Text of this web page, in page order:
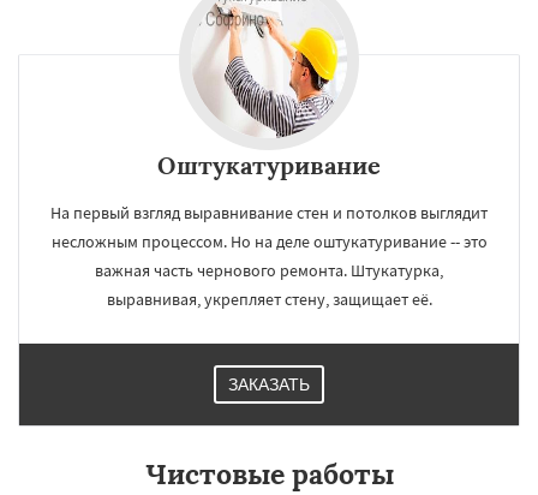
Оштукатуривание
На первый взгляд выравнивание стен и потолков выглядит
несложным процессом. Но на деле оштукатуривание -- это
важная часть чернового ремонта. Штукатурка,
выравнивая, укрепляет стену, защищает её.
ЗАКАЗАТЬ
Чистовые работы